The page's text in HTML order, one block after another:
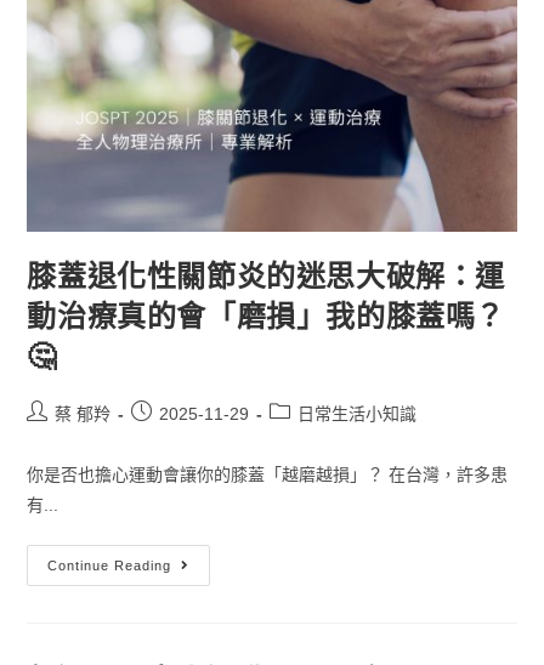
膝蓋退化性關節炎的迷思大破解：運
動治療真的會「磨損」我的膝蓋嗎？
🤔
蔡 郁羚 2025-11-29 日常生活小知識
你是否也擔心運動會讓你的膝蓋「越磨越損」？ 在台灣，許多患
有...
Continue Reading